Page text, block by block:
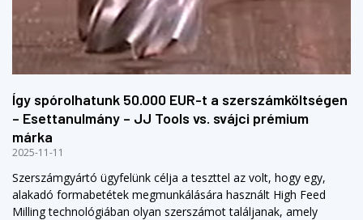
Így spórolhatunk 50.000 EUR-t a szerszámköltségen
– Esettanulmány – JJ Tools vs. svájci prémium
márka
2025-11-11
Szerszámgyártó ügyfelünk célja a teszttel az volt, hogy egy,
alakadó formabetétek megmunkálására használt High Feed
Milling technológiában olyan szerszámot találjanak, amely